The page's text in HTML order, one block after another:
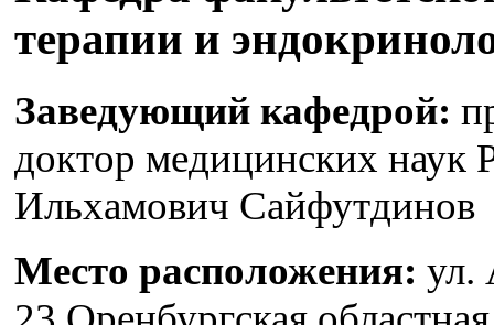
терапии и
Заведующий кафедрой:
доктор медицинских наук
Ильхамович Сайфутдинов
Место расположения: ул.